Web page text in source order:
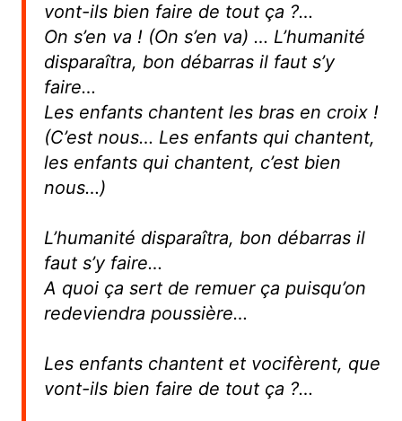
vont-ils bien faire de tout ça ?…
On s’en va ! (On s’en va) … L’humanité
disparaîtra, bon débarras il faut s’y
faire…
Les enfants chantent les bras en croix !
(C’est nous… Les enfants qui chantent,
les enfants qui chantent, c’est bien
nous…)
L’humanité disparaîtra, bon débarras il
faut s’y faire…
A quoi ça sert de remuer ça puisqu’on
redeviendra poussière…
Les enfants chantent et vocifèrent, que
vont-ils bien faire de tout ça ?…